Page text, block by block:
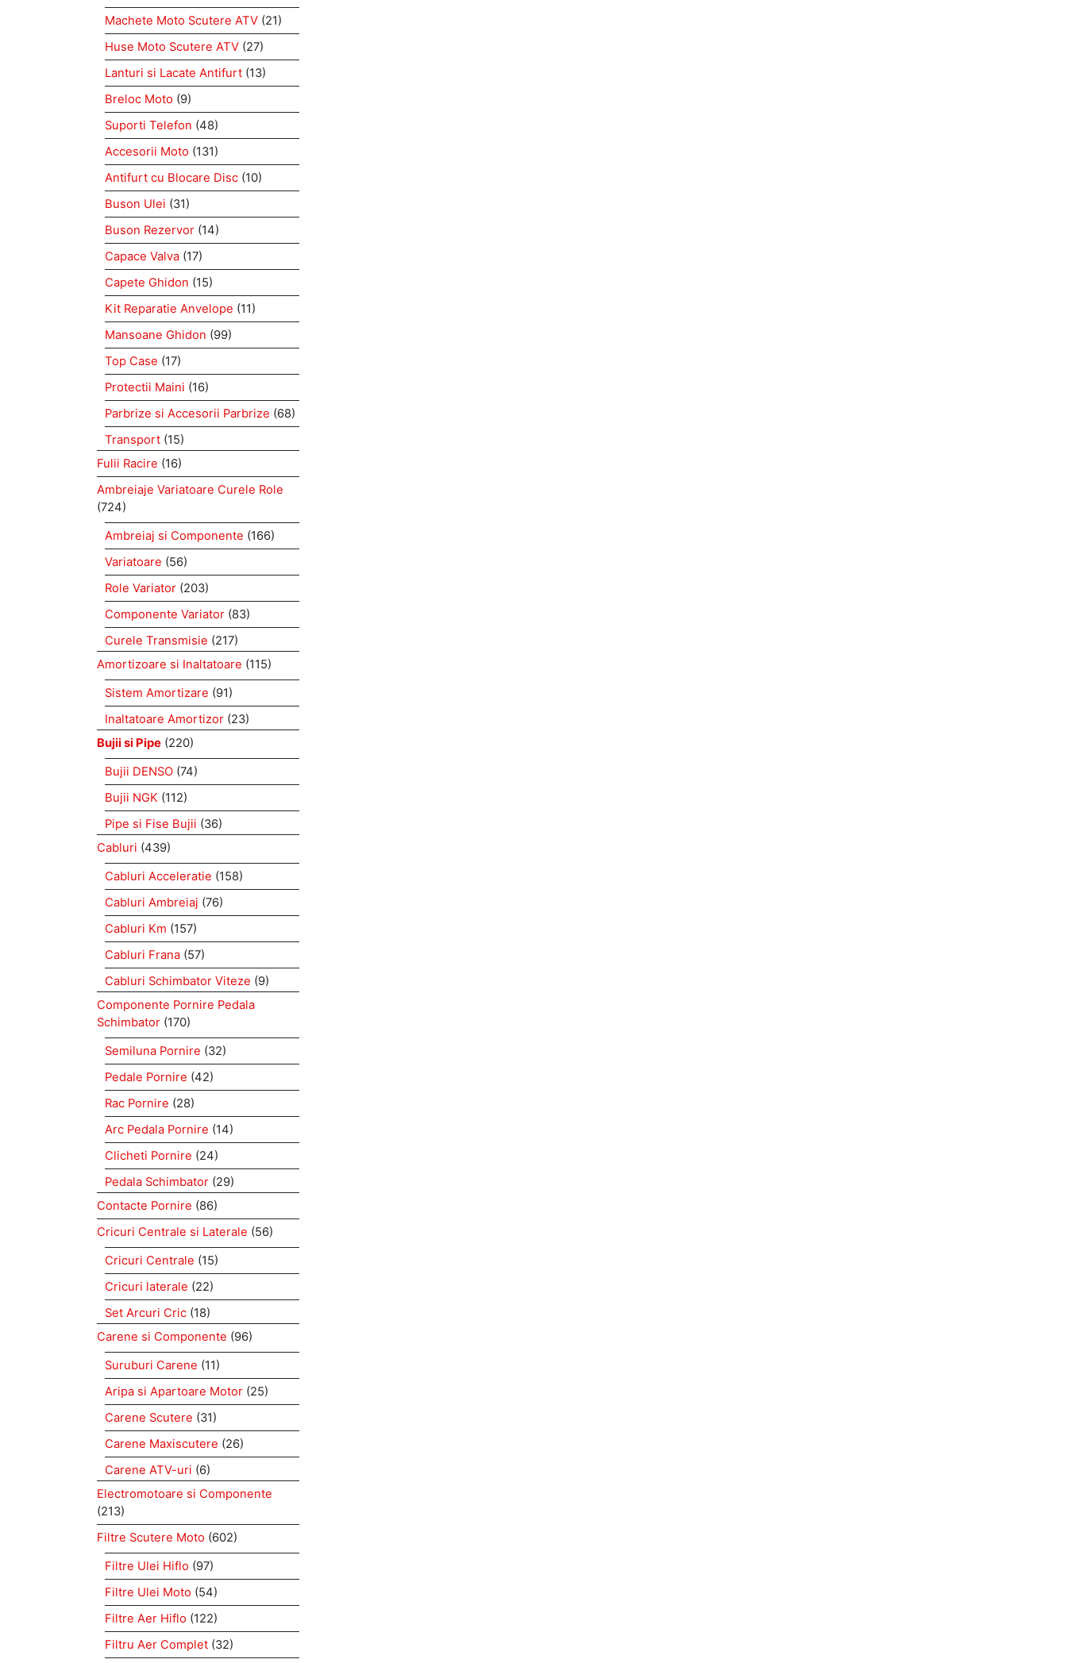
Machete Moto Scutere ATV (21)
Huse Moto Scutere ATV (27)
Lanturi si Lacate Antifurt (13)
Breloc Moto (9)
Suporti Telefon (48)
Accesorii Moto (131)
Antifurt cu Blocare Disc (10)
Buson Ulei (31)
Buson Rezervor (14)
Capace Valva (17)
Capete Ghidon (15)
Kit Reparatie Anvelope (11)
Mansoane Ghidon (99)
Top Case (17)
Protectii Maini (16)
Parbrize si Accesorii Parbrize (68)
Transport (15)
Fulii Racire (16)
Ambreiaje Variatoare Curele Role
(724)
Ambreiaj si Componente (166)
Variatoare (56)
Role Variator (203)
Componente Variator (83)
Curele Transmisie (217)
Amortizoare si Inaltatoare (115)
Sistem Amortizare (91)
Inaltatoare Amortizor (23)
Bujii si Pipe (220)
Bujii DENSO (74)
Bujii NGK (112)
Pipe si Fise Bujii (36)
Cabluri (439)
Cabluri Acceleratie (158)
Cabluri Ambreiaj (76)
Cabluri Km (157)
Cabluri Frana (57)
Cabluri Schimbator Viteze (9)
Componente Pornire Pedala
Schimbator (170)
Semiluna Pornire (32)
Pedale Pornire (42)
Rac Pornire (28)
Arc Pedala Pornire (14)
Clicheti Pornire (24)
Pedala Schimbator (29)
Contacte Pornire (86)
Cricuri Centrale si Laterale (56)
Cricuri Centrale (15)
Cricuri laterale (22)
Set Arcuri Cric (18)
Carene si Componente (96)
Suruburi Carene (11)
Aripa si Apartoare Motor (25)
Carene Scutere (31)
Carene Maxiscutere (26)
Carene ATV-uri (6)
Electromotoare si Componente
(213)
Filtre Scutere Moto (602)
Filtre Ulei Hiflo (97)
Filtre Ulei Moto (54)
Filtre Aer Hiflo (122)
Filtru Aer Complet (32)